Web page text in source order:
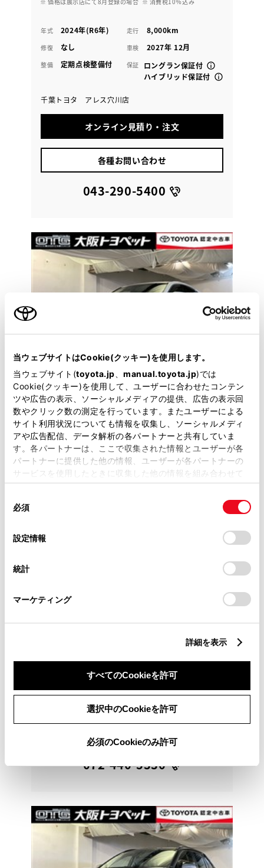
当ウェブサイトはCookie(クッキー)を使用します。
当ウェブサイト(toyota.jp manual.toyota.jp)では
Cookie(クッキー)を使用して、ユーザーに合わせたコンテン
ツや広告の表示、ソーシャルメディアの提供、広告の表示回
数やクリック数の測定を行っています。またユーザーによる
サイト利用状況についても情報を収集し、ソーシャルメディ
アや広告配信、データ解析の各パートナーと共有していま
す。各パートナーは、ここで収集された情報とユーザーが各
パートナーに提供した他の情報、ユーザーが各パートナーの
サービスを使用したときに収集した他の情報を組み合わせて
使用することがあります。当ウェブサイトの使用を続行する
デバイスにすべてのCookie(クッキー)が保存されることに同
意したことになります。Cookie(クッキー)のオプトアウト、
設定の変更、同意を撤回したりするにあたっては、当社の
「Cookie（クッキー）情報の取り扱いについて
」をご覧くだ
必須
設定情報
統計
マーケティング
詳細を表示
すべてのCookieを許可
選択中のCookieを許可
必須のCookieのみ許可
年式 2024年(R6年) 走行 8,000km
修復 なし 車検 2027年 12月
整備 定期点検整備付 保証
ロングラン保証付
ハイブリッド保証付
千葉トヨタ アレス穴川店
オンライン見積り・注文
各種お問い合わせ
043-290-5400
トヨタ
ハリアーHV Z
近畿在住でご来店頂けるお客様への販売に限らせてい
ただきます。
※ 価格は展示店にて8月登録の場合
年式 2024年(R6年)
修復 なし 車検 2027年 12月
ロングラン保証付
ハイブリッド保証付
大阪トヨペット Ｕ－Ｃａｒランド岸和田店
072-440-5330